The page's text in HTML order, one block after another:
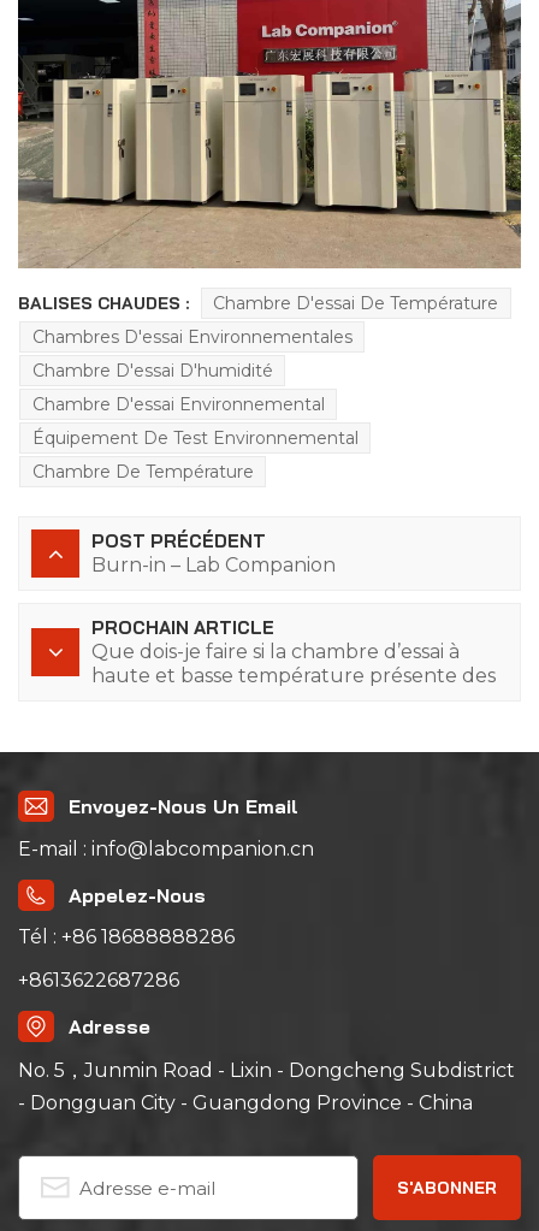
BALISES CHAUDES :
Chambre D'essai De Température
Chambres D'essai Environnementales
Chambre D'essai D'humidité
Chambre D'essai Environnemental
Équipement De Test Environnemental
Chambre De Température
POST PRÉCÉDENT
Burn-in – Lab Companion
PROCHAIN ARTICLE
Que dois-je faire si la chambre d’essai à
haute et basse température présente des
Envoyez-Nous Un Email
E-mail : info@labcompanion.cn
Appelez-Nous
Tél : +86 18688888286
+8613622687286
Adresse
No. 5，Junmin Road - Lixin - Dongcheng Subdistrict
- Dongguan City - Guangdong Province - China